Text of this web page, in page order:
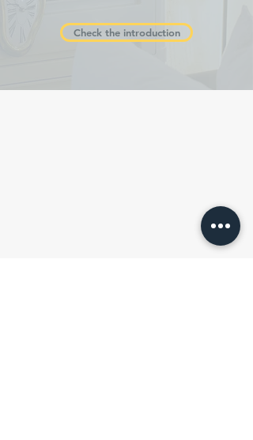
Check the introduction